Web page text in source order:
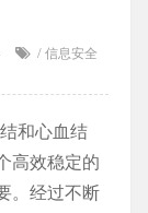
/ 信息安全
和心血结
高效稳定的
。经过不断